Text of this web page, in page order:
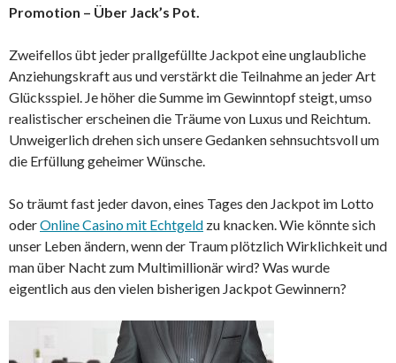
Promotion – Über Jack’s Pot.
Zweifellos übt jeder prallgefüllte Jackpot eine unglaubliche
Anziehungskraft aus und verstärkt die Teilnahme an jeder Art
Glücksspiel. Je höher die Summe im Gewinntopf steigt, umso
realistischer erscheinen die Träume von Luxus und Reichtum.
Unweigerlich drehen sich unsere Gedanken sehnsuchtsvoll um
die Erfüllung geheimer Wünsche.
So träumt fast jeder davon, eines Tages den Jackpot im Lotto
oderOnline Casino mit Echtgeld zu knacken. Wie könnte sich
unser Leben ändern, wenn der Traum plötzlich Wirklichkeit und
man über Nacht zum Multimillionär wird? Was wurde
eigentlich aus den vielen bisherigen Jackpot Gewinnern?